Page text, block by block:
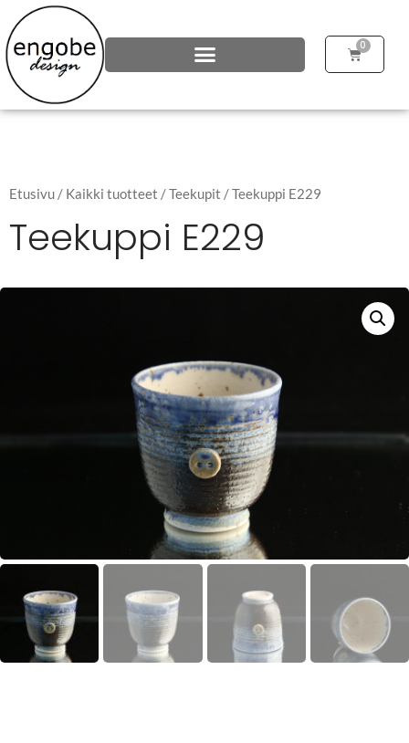
0
Etusivu / Kaikki tuotteet /Teekupit / Teekuppi E229
Teekuppi E229